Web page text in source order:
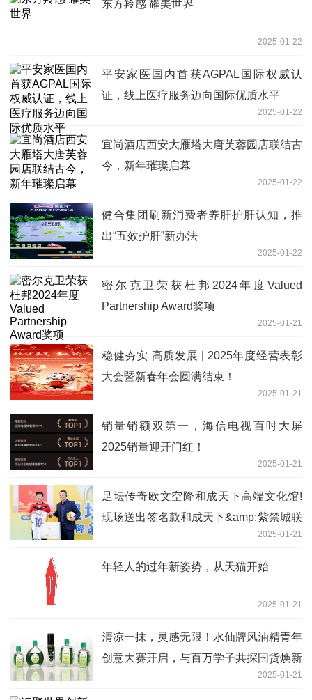
东方羚感 耀美世界
2025-01-22
平安家医国内首获AGPAL国际权威认
证，线上医疗服务迈向国际优质水平
2025-01-22
宜尚酒店西安大雁塔大唐芙蓉园店联结古
今，新年璀璨启幕
2025-01-22
健合集团刷新消费者养肝护肝认知，推
出“五效护肝”新办法
2025-01-22
密尔克卫荣获杜邦2024年度Valued
Partnership Award奖项
2025-01-21
稳健夯实 高质发展 | 2025年度经营表彰
大会暨新春年会圆满结束！
2025-01-21
销量销额双第一，海信电视百吋大屏
2025销量迎开门红！
2025-01-21
足坛传奇欧文空降和成天下高端文化馆!
现场送出签名款和成天下&amp;紫禁城联
2025-01-21
年轻人的过年新姿势，从天猫开始
2025-01-21
清凉一抹，灵感无限！水仙牌风油精青年
创意大赛开启，与百万学子共探国货焕新
2025-01-21